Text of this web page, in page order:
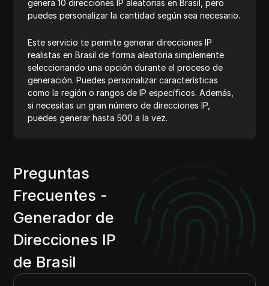
genera 10 direcciones IP aleatorias en Brasil, pero
puedes personalizar la cantidad según sea necesario.
Este servicio te permite generar direcciones IP
realistas en Brasil de forma aleatoria simplemente
seleccionando una opción durante el proceso de
generación. Puedes personalizar características
como la región o rangos de IP específicos. Además,
si necesitas un gran número de direcciones IP,
puedes generar hasta 500 a la vez.
Preguntas
Frecuentes -
Generador de
Direcciones IP
de Brasil